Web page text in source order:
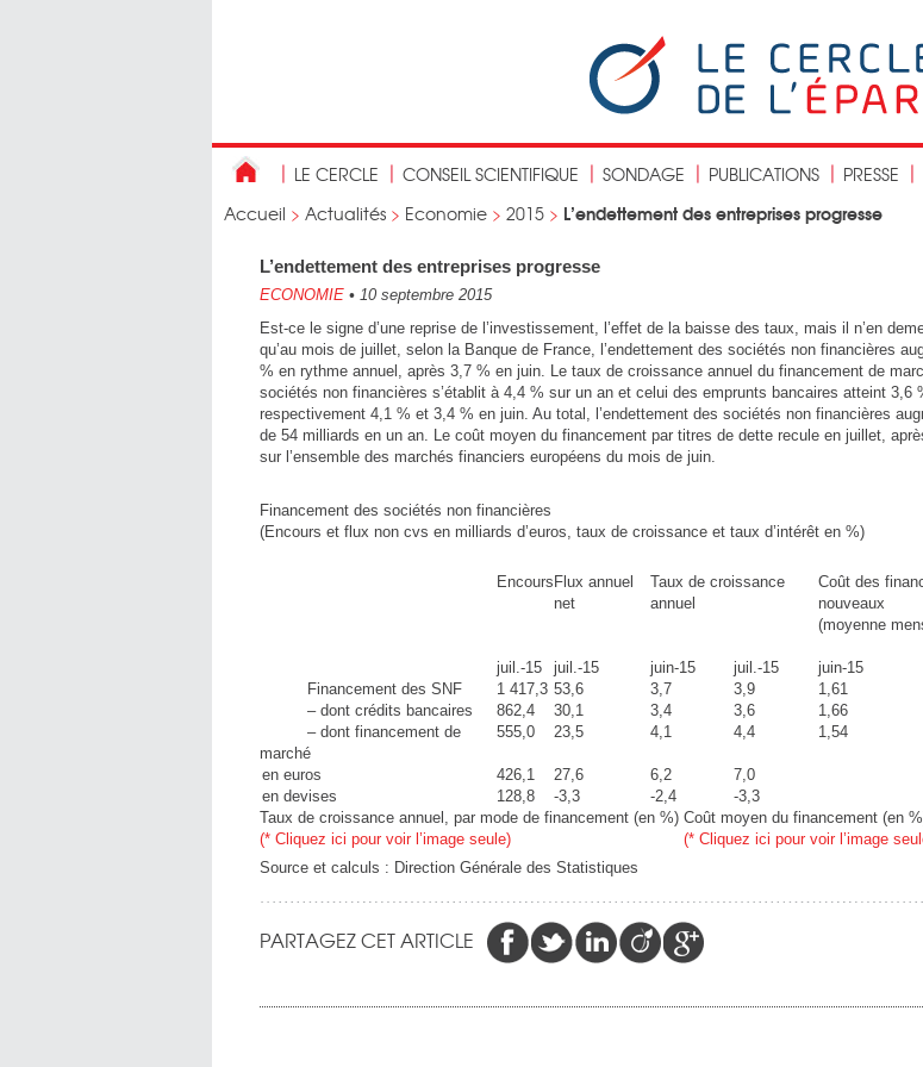
LE CERCLE CONSEIL SCIENTIFIQUE SONDAGE PUBLICATIONS PRESSE
Accueil > Actualités > Economie > 2015 > L’endettement des entreprises progresse
L’endettement des entreprises progresse
ECONOMIE • 10 septembre 2015
Est-ce le signe d’une reprise de l’investissement, l’effet de la baisse des taux, mais il n’en
qu’au mois de juillet, selon la Banque de France, l’endettement des sociétés non financières
% en rythme annuel, après 3,7 % en juin. Le taux de croissance annuel du financement de
sociétés non financières s’établit à 4,4 % sur un an et celui des emprunts bancaires atteint 3,6
respectivement 4,1 % et 3,4 % en juin. Au total, l’endettement des sociétés non financières
de 54 milliards en un an. Le coût moyen du financement par titres de dette recule en juillet,
sur l’ensemble des marchés financiers européens du mois de juin.
Financement des sociétés non financières
(Encours et flux non cvs en milliards d’euros, taux de croissance et taux d’intérêt en %)
Encours Flux annuel
net
Taux de croissance
annuel
Coût des
nouveaux
(moyenne
juil.-15 juil.-15 juin-15 juil.-15 juin-15
Financement des SNF
1 417,3 53,6 3,7 3,9 1,61
– dont crédits bancaires
862,4 30,1 3,4 3,6 1,66
– dont financement de
marché
555,0 23,5 4,1 4,4 1,54
en euros 426,1 27,6 6,2
7,0
en devises
128,8 -3,3 -2,4
-3,3
Taux de croissance annuel, par mode de financement (en %) Coût moyen du financement (en
(* Cliquez ici pour voir l’image seule)
(* Cliquez ici pour voir l’image
Source et calculs : Direction Générale des Statistiques
PARTAGEZ CET ARTICLE